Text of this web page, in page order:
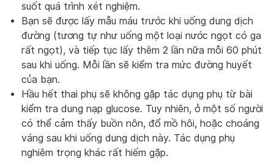
suốt quá trình xét nghiệm.
Bạn sẽ được lấy mẫu máu trước khi uống dung dịch
đường (tương tự như uống một loại nước ngọt có ga
rất ngọt), và tiếp tục lấy thêm 2 lần nữa mỗi 60 phút
sau khi uống. Mỗi lần sẽ kiểm tra mức đường huyết
của bạn.
Hầu hết thai phụ sẽ không gặp tác dụng phụ từ bài
kiểm tra dung nạp glucose. Tuy nhiên, ở một số người
có thể cảm thấy buồn nôn, đổ mồ hôi, hoặc choáng
váng sau khi uống dung dịch này. Tác dụng phụ
nghiêm trọng khác rất hiếm gặp.